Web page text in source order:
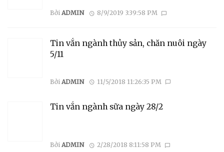
Bởi ADMIN 8/9/2019 3:39:58 PM
Tin vắn ngành thủy sản, chăn nuôi ngày
5/11
Bởi ADMIN 11/5/2018 11:26:35 PM
Tin vắn ngành sữa ngày 28/2
Bởi ADMIN 2/28/2018 8:11:58 PM